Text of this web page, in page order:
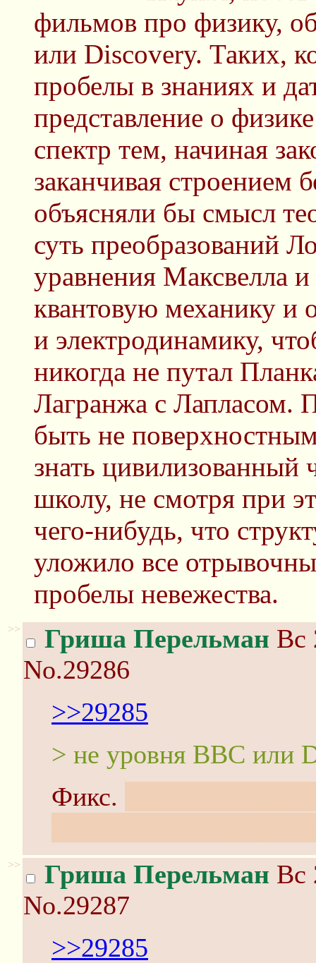
фильмов про физику,
или Discovery. Таких,
пробелы в знаниях и
представление о
спектр тем, начиная
заканчивая строением
объясняли бы смысл
суть преобразований
уравнения Максвелла
квантовую механику
и электродинамику,
никогда не путал
Лагранжа с Лапласом.
быть не
знать цивилизованный
школу, не смотря при
чего-нибудь, что
уложило все
пробелы невежества.
>> Гриша Перельман Вс
No.29286
>>29285
> не уровня BBC или
Фикс.
>> Гриша Перельман Вс
No.29287
>>29285